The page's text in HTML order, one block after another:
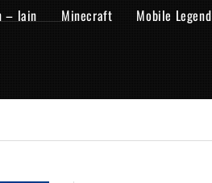
– lain Minecraft Mobile Legend